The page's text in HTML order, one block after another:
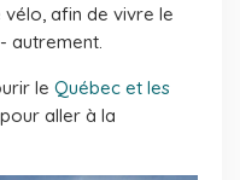
afin de vivre le
autrement.
le Québec et les
aller à la